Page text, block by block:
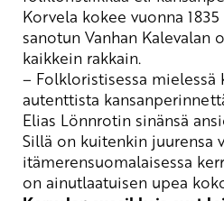
Korvela kokee vuonna
sanotun Vanhan Kalevalan
kaikkein rakkain.
– Folkloristisessa mielessä
autenttista
Elias Lönnrotin sinänsä
Sillä on kuitenkin juurensa
itämerensuomalaisessa
on ainutlaatuisen upea